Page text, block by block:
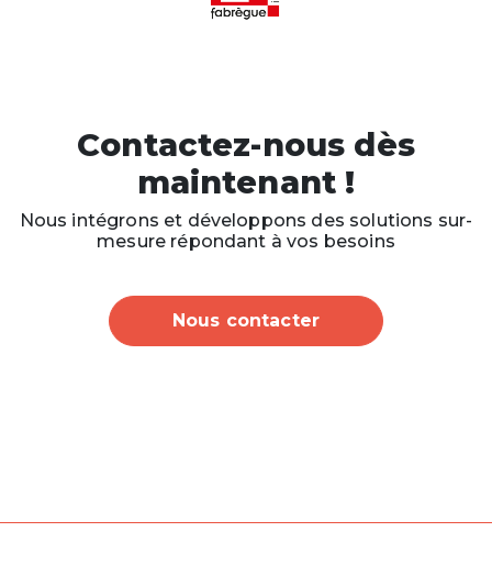
Contactez-nous dès
maintenant !
Nous intégrons et développons des solutions sur-
mesure répondant à vos besoins
Nous contacter